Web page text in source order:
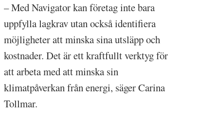
– Med Navigator kan företag inte bara
uppfylla lagkrav utan också identifiera
möjligheter att minska sina utsläpp och
kostnader. Det är ett kraftfullt verktyg för
att arbeta med att minska sin
klimatpåverkan från energi, säger Carina
Tollmar.